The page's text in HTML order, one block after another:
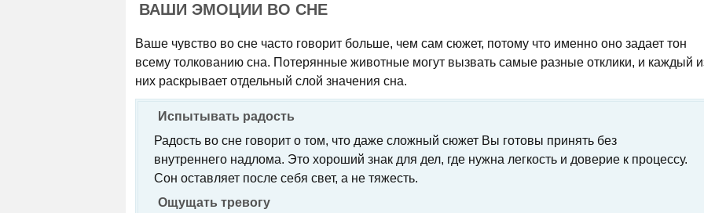
ВАШИ ЭМОЦИИ ВО СНЕ
Ваше чувство во сне часто говорит больше, чем сам сюжет, потому что именно оно задает тон
всему толкованию сна. Потерянные животные могут вызвать самые разные отклики, и каждый
них раскрывает отдельный слой значения сна.
Испытывать радость
Радость во сне говорит о том, что даже сложный сюжет Вы готовы принять без
внутреннего надлома. Это хороший знак для дел, где нужна легкость и доверие к процессу.
Сон оставляет после себя свет, а не тяжесть.
Ощущать тревогу